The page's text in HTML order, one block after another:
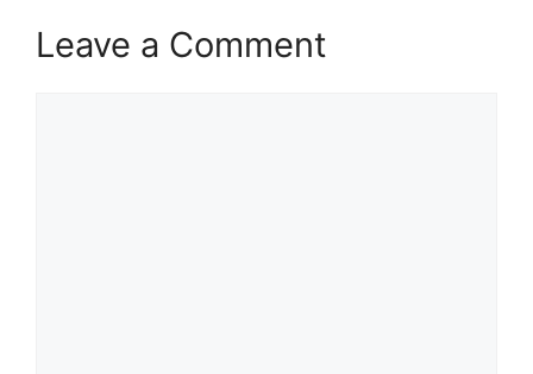
Leave a Comment